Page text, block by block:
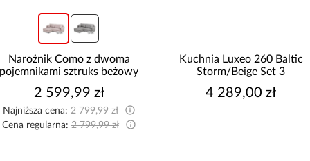
Kuchnia Luxeo 260 Baltic
Storm/Beige Set 3
4 289,00 zł
Narożnik z funkcją
Marco beżowy
2 699,99 zł